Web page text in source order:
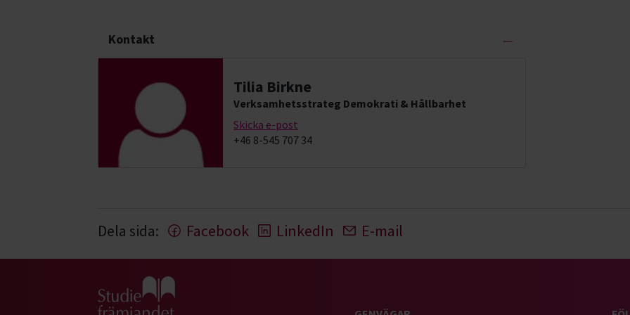
Kontakt
Tilia Birkne
Verksamhetsstrateg Demokrati & Hållbarhet
Skicka e-post
+46 8-545 707 34
Dela sida: Facebook LinkedIn E-mail
Gå till studiefrämjandets startsida